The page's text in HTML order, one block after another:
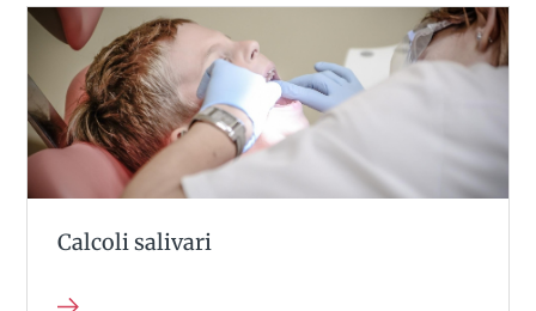
Calcoli salivari